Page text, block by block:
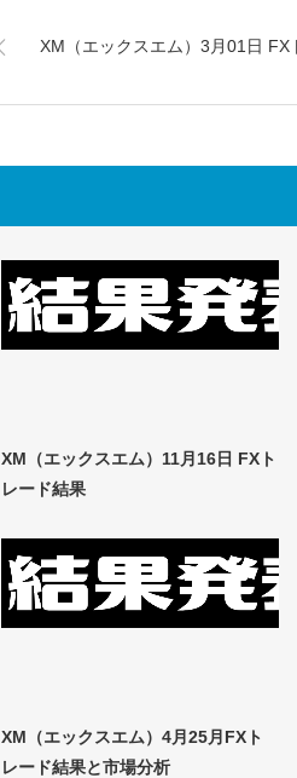
XM（エックスエム）3月01日 FX
XM（エックスエム）11月16日 FXト
レード結果
XM（エックスエム）4月25月FXト
レード結果と市場分析